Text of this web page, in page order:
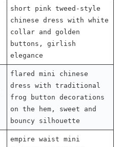
short pink tweed-style
chinese dress with white
collar and golden
buttons, girlish
elegance
flared mini chinese
dress with traditional
frog button decorations
on the hem, sweet and
bouncy silhouette
empire waist mini